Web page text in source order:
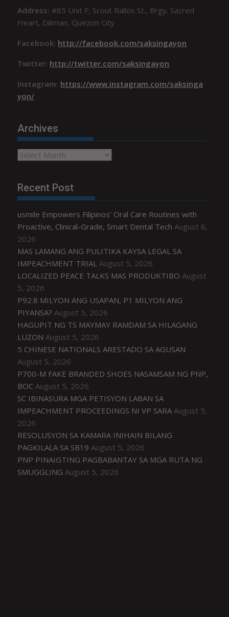
Address:#85 Unit F, Scout Rallos St., Brgy. Sacred
Heart, Diliman, Quezon City
Facebook: http://facebook.com/saksingayon
Twitter: http://twitter.com/saksingayon
Instagram: https://www.instagram.com/saksinga
yon/
Archives
Archives
Recent Post
usmile Empowers Filipinos’ Oral Care Routines with
Proactive, Clinical-Grade, Smart Dental Tech August 6,
2026
MAS LAMANG ANG PULITIKA KAYSA LEGAL SA
IMPEACHMENT TRIAL August 5, 2026
LOCALIZED PEACE TALKS MAS PRODUKTIBO August
5, 2026
P92.8 MILYON ANG USAPAN, P1 MILYON ANG
PIYANSA? August 5, 2026
HAGUPIT NG TS MAYMAY RAMDAM SA HILAGANG
LUZON August 5, 2026
5 CHINESE NATIONALS ARESTADO SA AGUSAN
August 5, 2026
P700-M FAKE BRANDED SHOES NASAMSAM NG PNP,
BOC August 5, 2026
SC IBINASURA MGA PETISYON LABAN SA
IMPEACHMENT PROCEEDINGS NI VP SARA August 5,
2026
RESOLUSYON SA KAMARA INIHAIN BILANG
PAGKILALA SA SB19 August 5, 2026
PNP PINAIGTING PAGBABANTAY SA MGA RUTA NG
SMUGGLING August 5, 2026